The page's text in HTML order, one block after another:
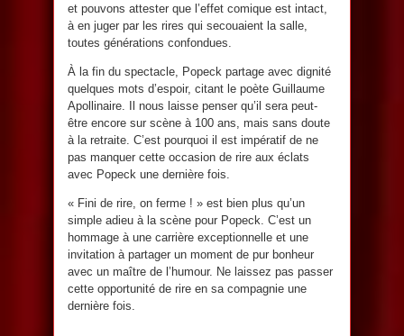
et pouvons attester que l’effet comique est intact,
à en juger par les rires qui secouaient la salle,
toutes générations confondues.
À la fin du spectacle, Popeck partage avec dignité
quelques mots d’espoir, citant le poète Guillaume
Apollinaire. Il nous laisse penser qu’il sera peut-
être encore sur scène à 100 ans, mais sans doute
à la retraite. C’est pourquoi il est impératif de ne
pas manquer cette occasion de rire aux éclats
avec Popeck une dernière fois.
« Fini de rire, on ferme ! » est bien plus qu’un
simple adieu à la scène pour Popeck. C’est un
hommage à une carrière exceptionnelle et une
invitation à partager un moment de pur bonheur
avec un maître de l’humour. Ne laissez pas passer
cette opportunité de rire en sa compagnie une
dernière fois.